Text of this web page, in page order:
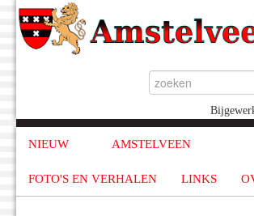
NIEUW AMSTELVEEN
FOTO'S EN VERHALEN LINKS